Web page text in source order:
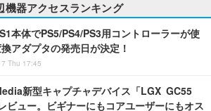
機器アクセスランキング
本体でPS5/PS4/PS3用コントローラーが使
アダプタの発売日が決定！
Thu 17:45
新型キャプチャデバイス「LGX GC55
ビュー。ビギナーにもコアユーザーにもオス